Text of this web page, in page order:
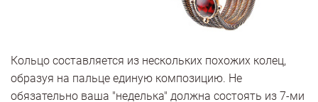
Кольцо составляется из нескольких похожих колец,
образуя на пальце единую композицию. Не
обязательно ваша "неделька" должна состоять из 7-ми